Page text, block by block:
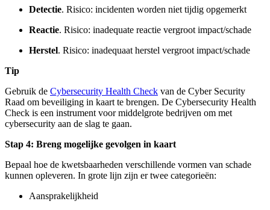
Detectie. Risico: incidenten worden niet tijdig opgemerkt
Reactie. Risico: inadequate reactie vergroot impact/schade
Herstel. Risico: inadequaat herstel vergroot impact/schade
Tip
Gebruik de Cybersecurity Health Check van de Cyber Security
Raad om beveiliging in kaart te brengen. De Cybersecurity Health
Check is een instrument voor middelgrote bedrijven om met
cybersecurity aan de slag te gaan.
Stap 4: Breng mogelijke gevolgen in kaart
Bepaal hoe de kwetsbaarheden verschillende vormen van schade
kunnen opleveren. In grote lijn zijn er twee categorieën:
Aansprakelijkheid